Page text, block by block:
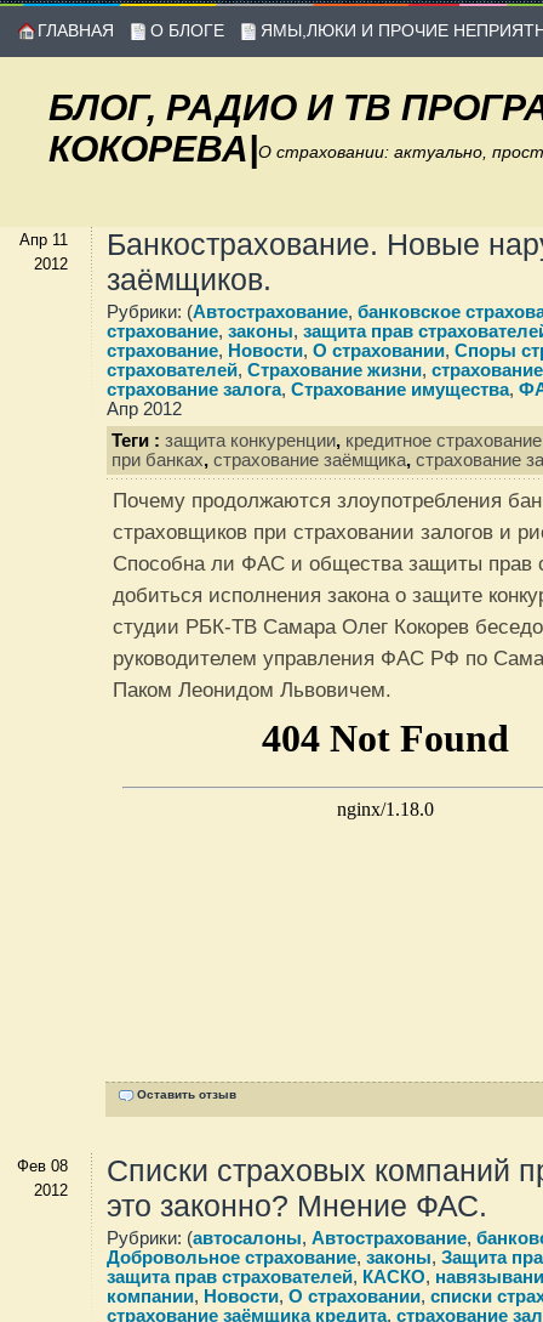
ГЛАВНАЯ О БЛОГЕ ЯМЫ,ЛЮКИ И ПРОЧИЕ
БЛОГ, РАДИО И ТВ
КОКОРЕВА|О страховании: актуально,
Апр 11
2012
Банкострахование. Новые
заёмщиков.
Рубрики: (Автострахование, банковское
страхование, законы, защита прав
страхование, Новости, О страховании, Споры
страхователей, Страхование жизни,
страхование залога, Страхование имущества,
Апр 2012
Теги : защита конкуренции, кредитное страхование
при банках, страхование заёмщика, страхование
Почему продолжаются злоупотребления
страховщиков при страховании залогов и
Способна ли ФАС и общества защиты прав
добиться исполнения закона о защите
студии РБК-ТВ Самара Олег Кокорев
руководителем управления ФАС РФ по
Паком Леонидом Львовичем.
Оставить отзыв
Фев 08
2012
Списки страховых компаний
это законно? Мнение ФАС.
Рубрики: (автосалоны, Автострахование,
Добровольное страхование, законы, Защита
защита прав страхователей, КАСКО,
компании, Новости, О страховании, списки
страхование заёмщика кредита, страхование